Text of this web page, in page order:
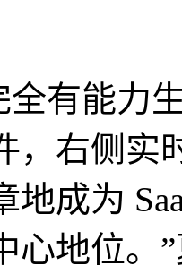
全有能力
，右侧实
地成为
心地位。